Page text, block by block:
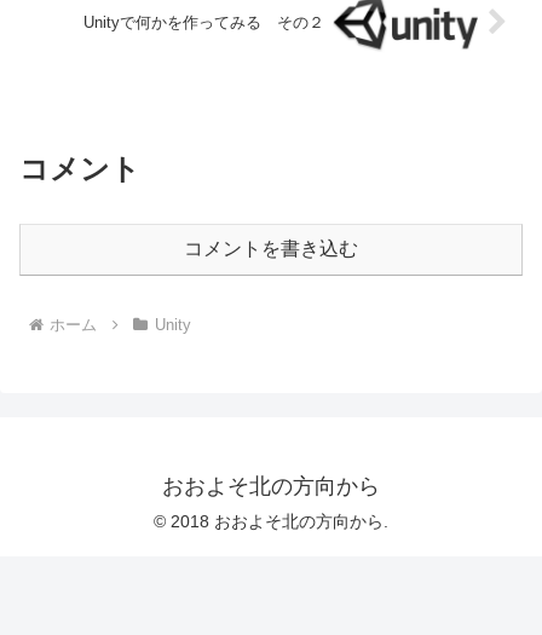
Unityで何かを作ってみる その２
コメント
コメントを書き込む
ホーム Unity
おおよそ北の方向から
© 2018 おおよそ北の方向から.